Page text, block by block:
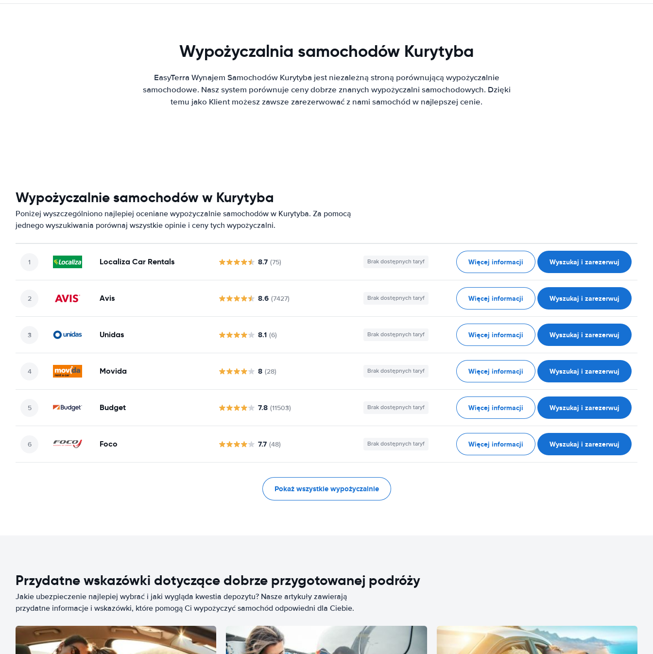
Wypożyczalnia samochodów Kurytyba
EasyTerra Wynajem Samochodów Kurytyba jest niezależną stroną porównującą wypożyczalnie
samochodowe. Nasz system porównuje ceny dobrze znanych wypożyczalni samochodowych. Dzięki
temu jako Klient możesz zawsze zarezerwować z nami samochód w najlepszej cenie.
Wypożyczalnie samochodów w Kurytyba
Poniżej wyszczególniono najlepiej oceniane wypożyczalnie samochodów w Kurytyba. Za pomocą
jednego wyszukiwania porównaj wszystkie opinie i ceny tych wypożyczalni.
Localiza Car Rentals 8.7 (75) Brak dostępnych taryf Więcej informacji Wyszukaj i zarezerwuj
Avis 8.6 (7427) Brak dostępnych taryf Więcej informacji Wyszukaj i zarezerwuj
Unidas 8.1 (6) Brak dostępnych taryf Więcej informacji Wyszukaj i zarezerwuj
Movida 8 (28) Brak dostępnych taryf Więcej informacji Wyszukaj i zarezerwuj
Budget 7.8 (11503) Brak dostępnych taryf Więcej informacji Wyszukaj i zarezerwuj
Foco 7.7 (48) Brak dostępnych taryf Więcej informacji Wyszukaj i zarezerwuj
Pokaż wszystkie wypożyczalnie
Przydatne wskazówki dotyczące dobrze przygotowanej podróży
Jakie ubezpieczenie najlepiej wybrać i jaki wygląda kwestia depozytu? Nasze artykuły zawierają
przydatne informacje i wskazówki, które pomogą Ci wypożyczyć samochód odpowiedni dla Ciebie.